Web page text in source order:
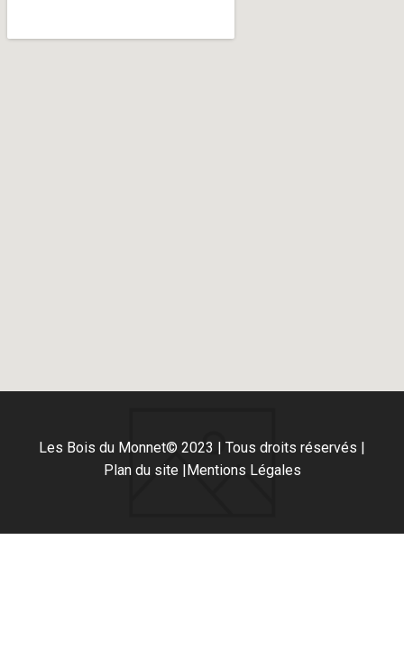
Les Bois du Monnet© 2023 | Tous droits réservés |
Plan du site |Mentions Légales